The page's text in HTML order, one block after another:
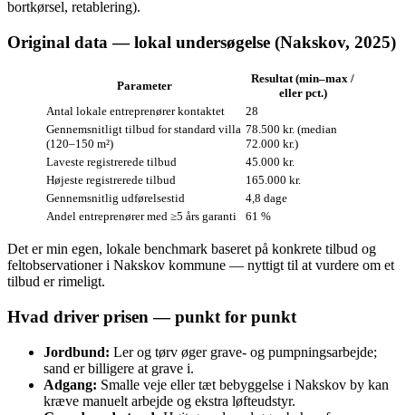
bortkørsel, retablering).
Original data — lokal undersøgelse (Nakskov, 2025)
Parameter
Resultat (min–max /
eller pct.)
Antal lokale entreprenører kontaktet
28
Gennemsnitligt tilbud for standard villa
(120–150 m²)
78.500 kr. (median
72.000 kr.)
Laveste registrerede tilbud
45.000 kr.
Højeste registrerede tilbud
165.000 kr.
Gennemsnitlig udførelsestid
4,8 dage
Andel entreprenører med ≥5 års garanti
61 %
Det er min egen, lokale benchmark baseret på konkrete tilbud og
feltobservationer i Nakskov kommune — nyttigt til at vurdere om et
tilbud er rimeligt.
Hvad driver prisen — punkt for punkt
Jordbund: Ler og tørv øger grave- og pumpningsarbejde;
sand er billigere at grave i.
Adgang: Smalle veje eller tæt bebyggelse i Nakskov by kan
kræve manuelt arbejde og ekstra løfteudstyr.